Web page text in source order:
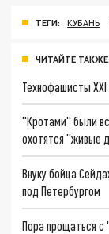
ТЕГИ: КУБАНЬ
ЧИТАЙТЕ
Технофашисты XXI
"Кротами" были
охотятся "живые
Внуку бойца
под Петербургом
Пора прощаться с